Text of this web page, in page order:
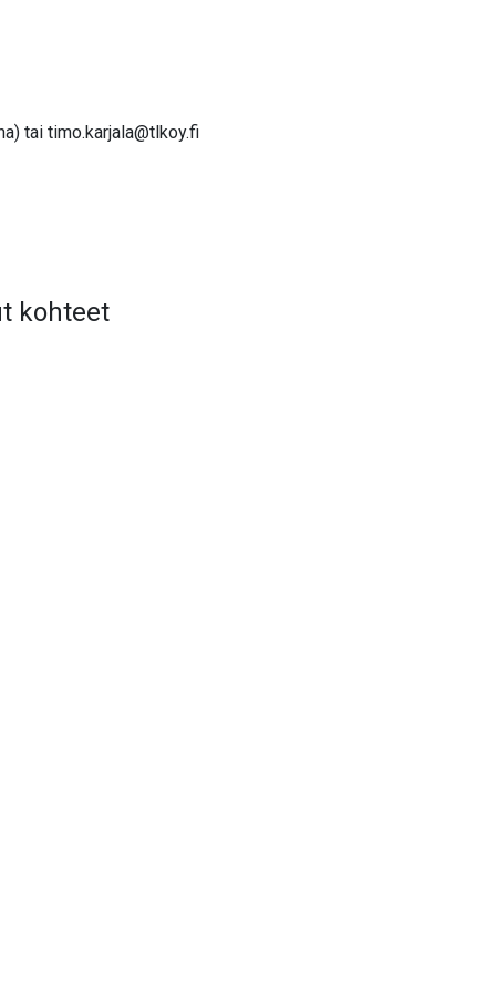
tai timo.karjala@tlkoy.fi
kohteet